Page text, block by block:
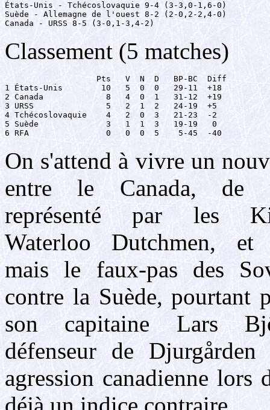
États-Unis - Tchécoslovaquie 9-4 (3-3,0-1,6-0)
Suède - Allemagne de l'ouest 8-2 (2-0,2-2,4-0)
Canada - URSS 8-5 (3-0,1-3,4-2)
Classement (5 matches)
                   Pts   V  N  D   BP-BC  Diff
1 États-Unis        10   5  0  0   29-11  +18
2 Canada             8   4  0  1   31-12  +19
3 URSS               5   2  1  2   24-19  +5
4 Tchécoslovaquie    4   2  0  3   21-23  -2
5 Suède              3   1  1  3   19-19   0
6 RFA                0   0  0  5    5-45  -40
On s'attend à vivre un
entre le Canada, de
représenté par les
Waterloo Dutchmen, et
mais le faux-pas des
contre la Suède, pourtant
son capitaine Lars
défenseur de
agression canadienne